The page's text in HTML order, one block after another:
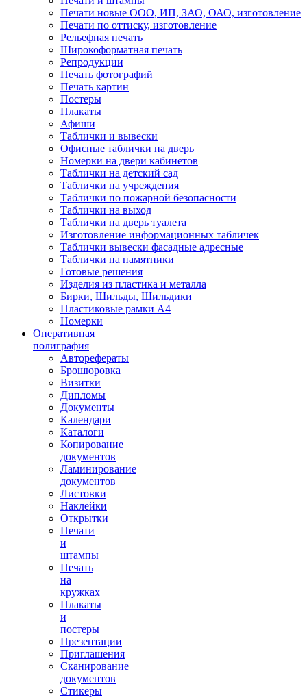
Печати новые ООО, ИП, ЗАО, ОАО, изготовление
Печати по оттиску, изготовление
Рельефная печать
Широкоформатная печать
Репродукции
Печать фотографий
Печать картин
Постеры
Плакаты
Афиши
Таблички и вывески
Офисные таблички на дверь
Номерки на двери кабинетов
Таблички на детский сад
Таблички на учреждения
Таблички по пожарной безопасности
Таблички на выход
Таблички на дверь туалета
Изготовление информационных табличек
Таблички вывески фасадные адресные
Таблички на памятники
Готовые решения
Изделия из пластика и металла
Бирки, Шильды, Шильдики
Пластиковые рамки А4
Номерки
Оперативная
полиграфия
Авторефераты
Брошюровка
Визитки
Дипломы
Документы
Календари
Каталоги
Копирование
документов
Ламинирование
документов
Листовки
Наклейки
Открытки
Печати
и
штампы
Печать
на
кружках
Плакаты
и
постеры
Презентации
Приглашения
Сканирование
документов
Стикеры